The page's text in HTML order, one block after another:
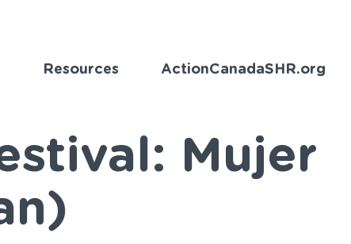
Resources ActionCanadaSHR.org
Mujer